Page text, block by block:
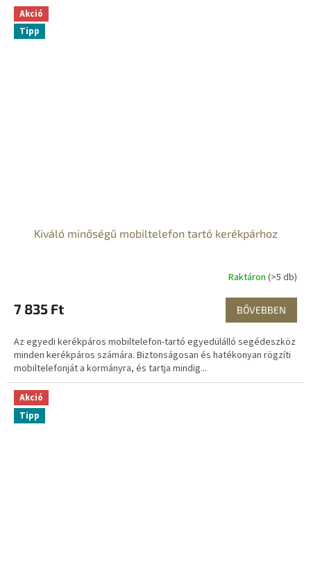
Akció
Tipp
Kiváló minőségű mobiltelefon tartó kerékpárhoz
Raktáron (>5 db)
7 835 Ft BŐVEBBEN
Az egyedi kerékpáros mobiltelefon-tartó egyedülálló segédeszköz
minden kerékpáros számára. Biztonságosan és hatékonyan rögzíti
mobiltelefonját a kormányra, és tartja mindig...
Akció
Tipp